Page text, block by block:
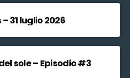
31 luglio 2026
sole – Episodio #3